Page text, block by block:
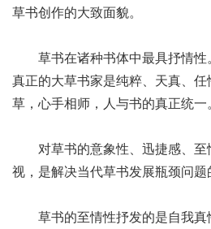
草书创作的大致面貌。
草书在诸种书体中最具抒情性
真正的大草书家是纯粹、天真、
草，心手相师，人与书的真正统一。
对草书的意象性、迅捷感、至
视，是解决当代草书发展瓶颈问题
草书的至情性抒发的是自我真